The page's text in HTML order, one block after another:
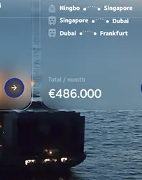
DSV
bij DSV
nieuwsbrief
voor sociale media